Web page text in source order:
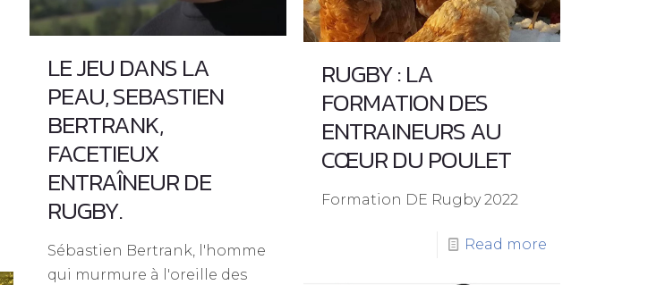
LE JEU DANS LA
PEAU, SEBASTIEN
BERTRANK,
FACETIEUX
ENTRAÎNEUR DE
RUGBY.
Sébastien Bertrank, l'homme
qui murmure à l'oreille des
RUGBY : LA
FORMATION DES
ENTRAINEURS AU
CŒUR DU POULET
Formation DE Rugby 2022
Read more